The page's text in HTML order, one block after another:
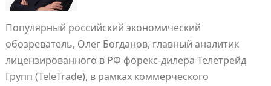
Популярный российский экономический
обозреватель, Олег Богданов, главный аналитик
лицензированного в РФ форекс-дилера Телетрейд
Групп (TeleTrade), в рамках коммерческого